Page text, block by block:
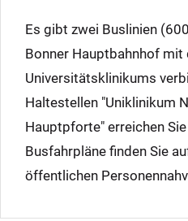
Es gibt zwei Buslinien
Bonner Hauptbahnhof mit
Universitätsklinikums
Haltestellen "Uniklinikum
Hauptpforte" erreichen
Busfahrpläne finden Sie
öffentlichen